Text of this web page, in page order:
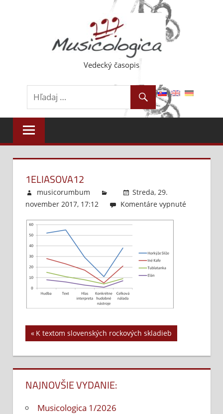
Vedecký časopis
1ELIASOVA12
musicorumbum
Streda, 29.
november 2017, 17:12
Komentáre vypnuté
Navigácia
v
článku
Previous
K textom slovenských rockových skladieb
NAJNOVŠIE VYDANIE:
Musicologica 1/2026